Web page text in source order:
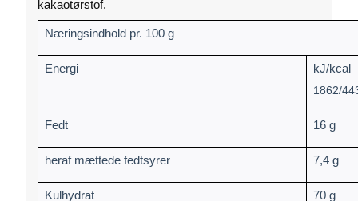
kakaotørstof.
Næringsindhold pr. 100 g
Energi
kJ/kcal
1862/
Fedt 16 g
heraf mættede fedtsyrer 7,4 g
Kulhydrat 70 g